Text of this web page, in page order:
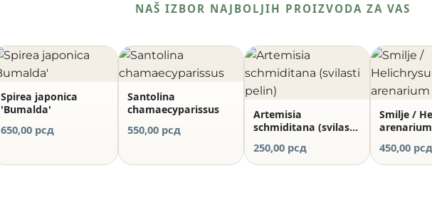
NAŠ IZBOR NAJBOLJIH PROIZVODA ZA VAS
Spirea japonica
'Bumalda'
650,00 рсд
Santolina
chamaecyparissus
550,00 рсд
Artemisia
schmiditana (svilasti
250,00 рсд
Smilje /
arenarium
450,00 рсд